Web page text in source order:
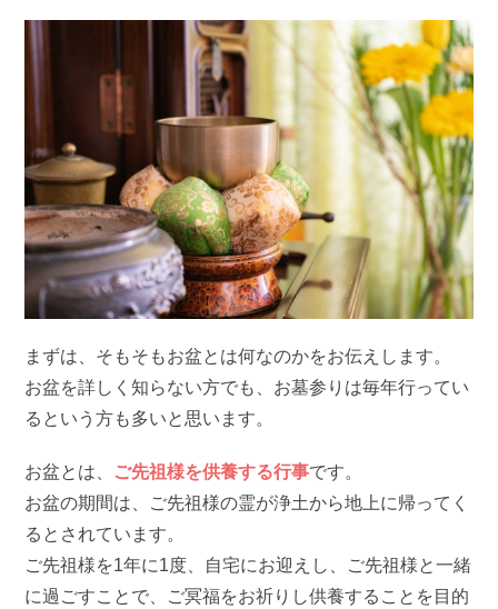
まずは、そもそもお盆とは何なのかをお伝えします。
お盆を詳しく知らない方でも、お墓参りは毎年行ってい
るという方も多いと思います。
お盆とは、 ご先祖様を供養する行事です。
お盆の期間は、ご先祖様の霊が浄土から地上に帰ってく
るとされています。
ご先祖様を1年に1度、自宅にお迎えし、ご先祖様と一緒
に過ごすことで、ご冥福をお祈りし供養することを目的